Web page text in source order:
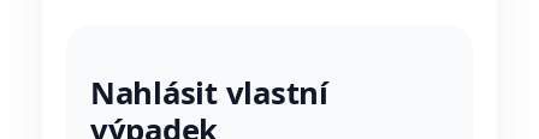
Nahlásit vlastní
výpadek